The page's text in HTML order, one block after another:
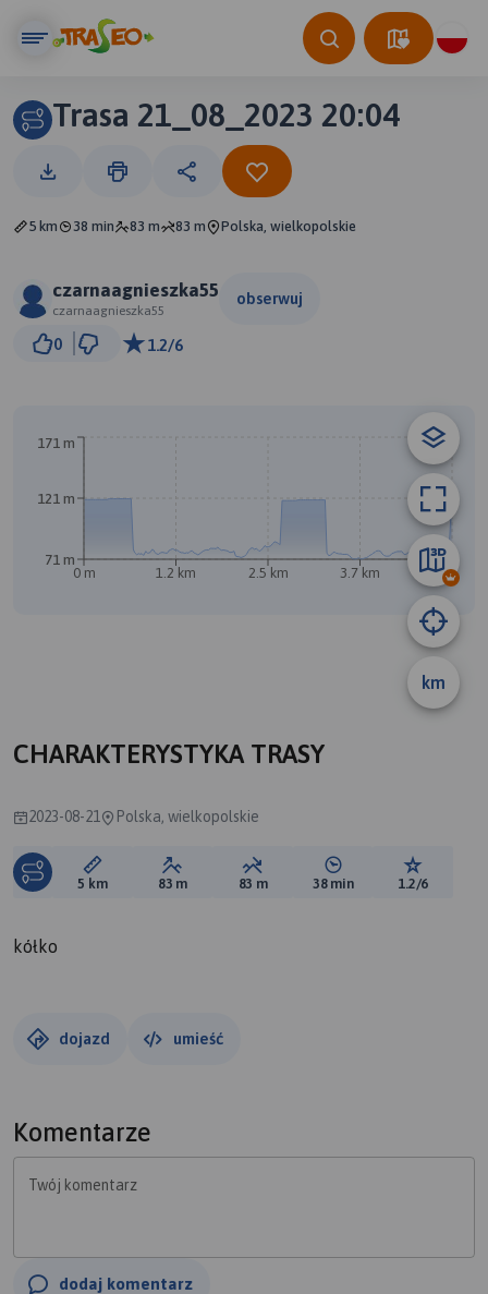
Trasa 21_08_2023 20:04
5 km 38 min 83 m 83 m Polska, wielkopolskie
czarnaagnieszka55
czarnaagnieszka55
obserwuj
0 1.2/6
B A
km
0 m 1.2 km 2.5 km 3.7 km 5 km
71 m
121 m
171 m
CHARAKTERYSTYKA TRASY
2023-08-21 Polska, wielkopolskie
Długość trasy:
5 km Suma przewyższeń:
83 m Suma spadków:
83 m Średni czas potrzebny
38 min Ocena
1.2/6
kółko
dojazd umieść
Komentarze
Twój komentarz
dodaj komentarz